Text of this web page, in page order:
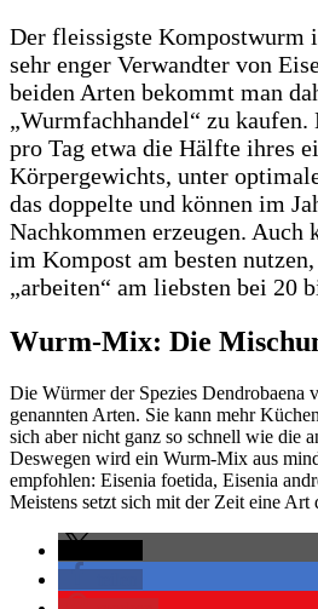
Der fleissigste Kompostwurm
sehr enger Verwandter von
beiden Arten bekommt man
„Wurmfachhandel“ zu kaufen.
pro Tag etwa die Hälfte ihres
Körpergewichts, unter
das doppelte und können im
Nachkommen erzeugen. Auch
im Kompost am besten
„arbeiten“ am liebsten bei 20
Wurm-Mix: Die
Die Würmer der Spezies Dendrobaena
genannten Arten. Sie kann mehr
sich aber nicht ganz so schnell wie die
Deswegen wird ein Wurm-Mix aus
empfohlen: Eisenia foetida, Eisenia
Meistens setzt sich mit der Zeit eine Art